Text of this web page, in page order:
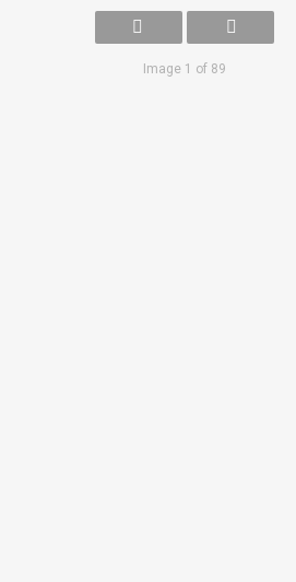
Image 1 of 89